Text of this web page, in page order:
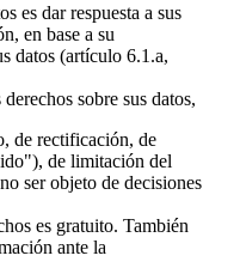
es dar respuesta a sus
en base a su
datos (artículo 6.1.a,
sobre sus datos,
de rectificación, de
de limitación del
ser objeto de decisiones
es gratuito. También
ante la